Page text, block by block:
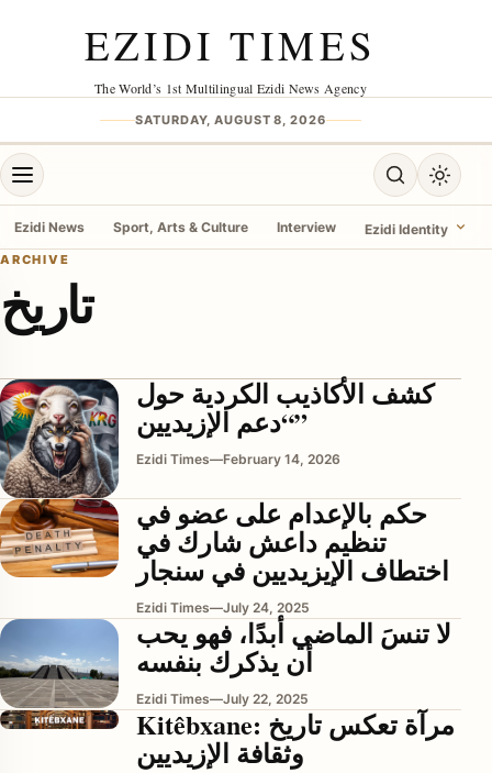
EZIDI TIMES
The World’s 1st Multilingual Ezidi News Agency
SATURDAY, AUGUST 8, 2026
Open menu Open search
Toggle
Ezidi News Sport, Arts & Culture Interview Ezidi Identity
ARCHIVE
تاريخ
كشف الأكاذيب الكردية حول
“دعم الإزيديين”
Ezidi Times—February 14, 2026
حكم بالإعدام على عضو في
تنظيم داعش شارك في
اختطاف الإيزيديين في سنجار
Ezidi Times—July 24, 2025
لا تنسَ الماضي أبدًا، فهو يحب
أن يذكرك بنفسه
Ezidi Times—July 22, 2025
Kitêbxane: مرآة تعكس تاريخ
وثقافة الإزيديين